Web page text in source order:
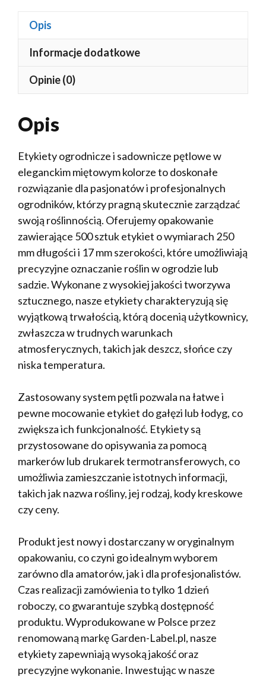
x
17mm
Opis
Informacje dodatkowe
Opinie (0)
Opis
Etykiety ogrodnicze i sadownicze pętlowe w
eleganckim miętowym kolorze to doskonałe
rozwiązanie dla pasjonatów i profesjonalnych
ogrodników, którzy pragną skutecznie zarządzać
swoją roślinnością. Oferujemy opakowanie
zawierające 500 sztuk etykiet o wymiarach 250
mm długości i 17 mm szerokości, które umożliwiają
precyzyjne oznaczanie roślin w ogrodzie lub
sadzie. Wykonane z wysokiej jakości tworzywa
sztucznego, nasze etykiety charakteryzują się
wyjątkową trwałością, którą docenią użytkownicy,
zwłaszcza w trudnych warunkach
atmosferycznych, takich jak deszcz, słońce czy
niska temperatura.
Zastosowany system pętli pozwala na łatwe i
pewne mocowanie etykiet do gałęzi lub łodyg, co
zwiększa ich funkcjonalność. Etykiety są
przystosowane do opisywania za pomocą
markerów lub drukarek termotransferowych, co
umożliwia zamieszczanie istotnych informacji,
takich jak nazwa rośliny, jej rodzaj, kody kreskowe
czy ceny.
Produkt jest nowy i dostarczany w oryginalnym
opakowaniu, co czyni go idealnym wyborem
zarówno dla amatorów, jak i dla profesjonalistów.
Czas realizacji zamówienia to tylko 1 dzień
roboczy, co gwarantuje szybką dostępność
produktu. Wyprodukowane w Polsce przez
renomowaną markę Garden-Label.pl, nasze
etykiety zapewniają wysoką jakość oraz
precyzyjne wykonanie. Inwestując w nasze